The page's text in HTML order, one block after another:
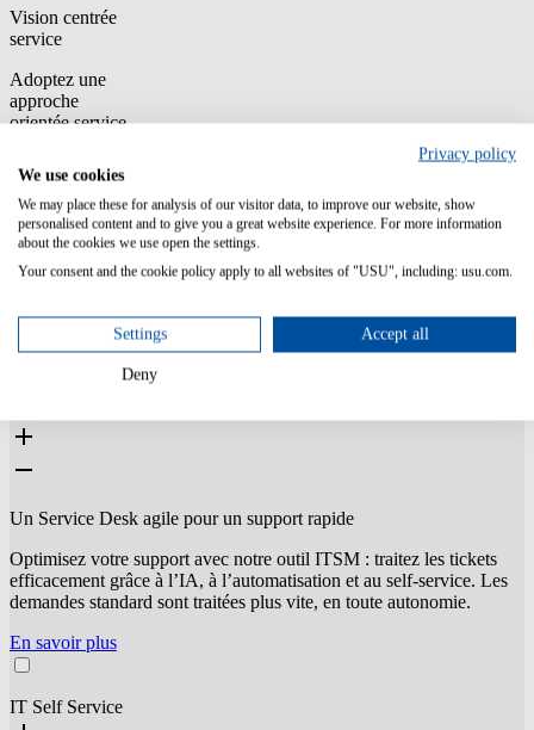
Vision centrée
service
Adoptez une
approche
orientée service
surveillant les
spécifications,
ressources,
coûts, clients,
processus,
équipes et
Notre outil ITSM est modulaire, choisissez vos modules.
Un Service Desk agile pour un support rapide
Optimisez votre support avec notre outil ITSM : traitez les tickets
efficacement grâce à l’IA, à l’automatisation et au self-service. Les
demandes standard sont traitées plus vite, en toute autonomie.
En savoir plus
IT Self Service
Privacy policy
We use cookies
We may place these for analysis of our visitor data, to improve our website, show
personalised content and to give you a great website experience. For more information
about the cookies we use open the settings.
Your consent and the cookie policy apply to all websites of "USU", including: usu.com.
Settings Accept all
Deny